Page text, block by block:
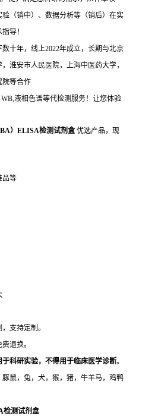
（销中）、数据分析等（销后）在实
导！
十年，线上2022年成立，长期与北京
淮安市人民医院，上海中医药大学，
院等合作
液相色谱等代检测服务！让您体验
）ELISA检测试剂盒优选产品，现
品等
支持定制。
退换。
科研实验，不得用于临床医学诊断。
鼠，兔，犬，猴，猪，牛羊马，鸡鸭
检测试剂盒